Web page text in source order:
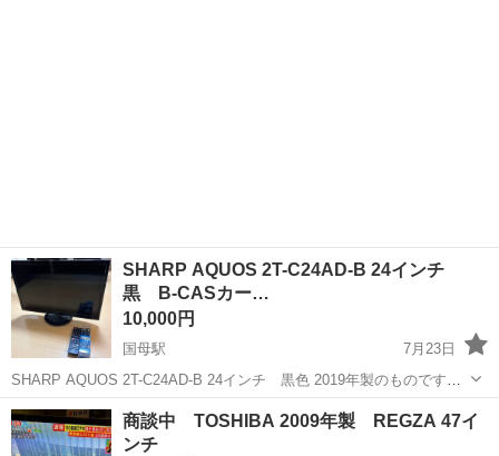
SHARP AQUOS 2T-C24AD-B 24インチ
黒 B-CASカー…
10,000円
国母駅
7月23日
SHARP AQUOS 2T-C24AD-B 24インチ 黒色 2019年製のものです。
B-CASカード付きです。 リモコンとケーブルもセットでお譲り先を探
しております。 独身時代に使用していたものですが、大きいテレビ
を...
山梨 中巨摩郡 国母駅
商談中 TOSHIBA 2009年製 REGZA 47イ
ンチ